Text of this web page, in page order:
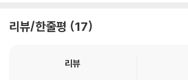
리뷰/한줄평 17
리뷰